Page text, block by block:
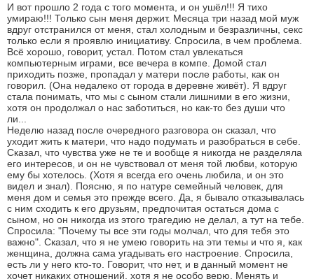
И вот прошло 2 года с того момента, и он ушёл!!! Я тихо
умираю!!! Только сын меня держит. Месяца три назад мой муж
вдруг отстранился от меня, стал холодным и безразличны, секс
только если я проявлю инициативу. Спросила, в чем проблема.
Всё хорошо, говорит, устал. Потом стал увлекаться
компьютерным играми, все вечера в компе. Домой стал
приходить позже, пропадал у матери после работы, как он
говорил. (Она недалеко от города в деревне живёт). Я вдруг
стала понимать, что мы с сыном стали лишними в его жизни,
хотя он продолжал о нас заботиться, но как-то без души что
ли...
Неделю назад после очередного разговора он сказал, что
уходит жить к матери, что надо подумать и разобраться в себе.
Сказал, что чувства уже не те и вообще я никогда не разделяла
его интересов, и он не чувствовал от меня той любви, которую
ему бы хотелось. (Хотя я всегда его очень любила, и он это
видел и знал). Поясню, я по натуре семейный человек, для
меня дом и семья это прежде всего. Да, я бывало отказывалась
с ним сходить к его друзьям, предпочитая остаться дома с
сыном, но он никогда из этого трагедию не делал, а тут на тебе.
Спросила: "Почему ты все эти годы молчал, что для тебя это
важно". Сказал, что я не умею говорить на эти темы и что я, как
женщина, должна сама угадывать его настроение. Спросила,
есть ли у него кто-то. Говорит, что нет, и в данный момент не
хочет никаких отношений, хотя я не особо верю. Менять и